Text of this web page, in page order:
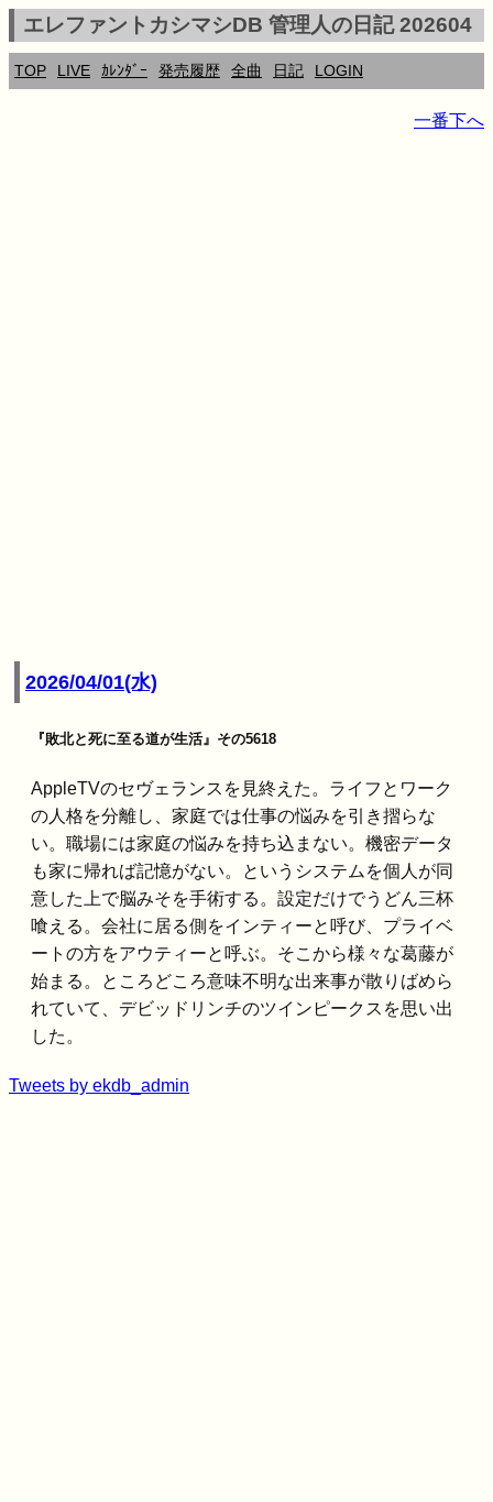
エレファントカシマシDB 管理人の日記 202604
TOP LIVE ｶﾚﾝﾀﾞｰ 発売履歴 全曲 日記 LOGIN
一番下へ
2026/04/01(水)
『敗北と死に至る道が生活』その5618
AppleTVのセヴェランスを見終えた。ライフとワーク
の人格を分離し、家庭では仕事の悩みを引き摺らな
い。職場には家庭の悩みを持ち込まない。機密データ
も家に帰れば記憶がない。というシステムを個人が同
意した上で脳みそを手術する。設定だけでうどん三杯
喰える。会社に居る側をインティーと呼び、プライベ
ートの方をアウティーと呼ぶ。そこから様々な葛藤が
始まる。ところどころ意味不明な出来事が散りばめら
れていて、デビッドリンチのツインピークスを思い出
した。
Tweets by ekdb_admin